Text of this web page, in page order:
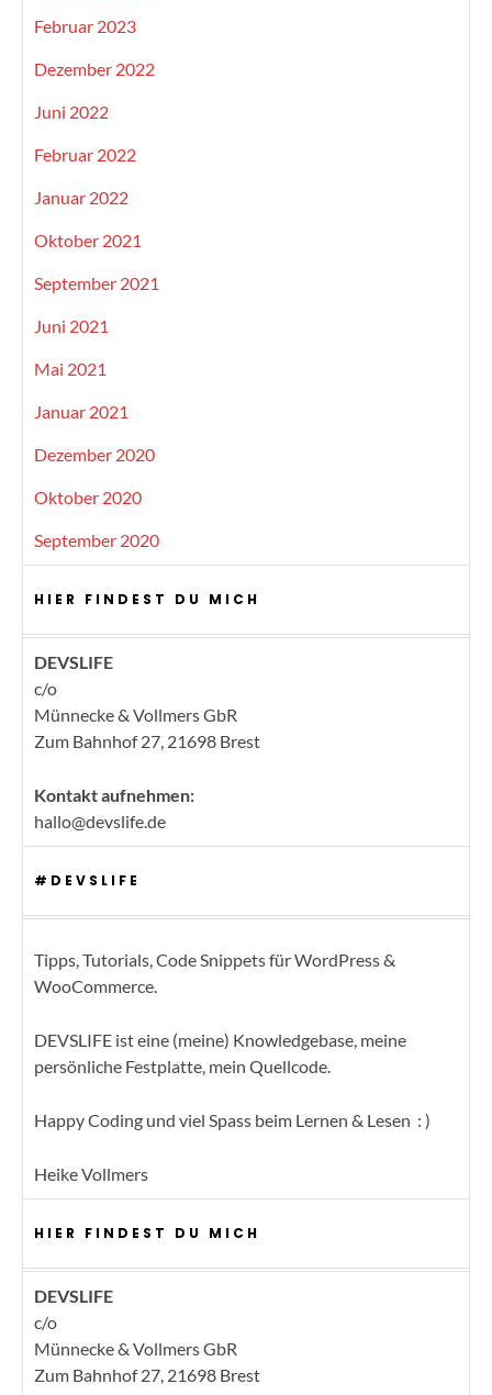
Februar 2023
Dezember 2022
Juni 2022
Februar 2022
Januar 2022
Oktober 2021
September 2021
Juni 2021
Mai 2021
Januar 2021
Dezember 2020
Oktober 2020
September 2020
HIER FINDEST DU MICH
DEVSLIFE
c/o
Münnecke & Vollmers GbR
Zum Bahnhof 27, 21698 Brest
Kontakt aufnehmen:
hallo@devslife.de
#DEVSLIFE
Tipps, Tutorials, Code Snippets für WordPress &
WooCommerce.
DEVSLIFE ist eine (meine) Knowledgebase, meine
persönliche Festplatte, mein Quellcode.
Happy Coding und viel Spass beim Lernen & Lesen : )
Heike Vollmers
HIER FINDEST DU MICH
DEVSLIFE
c/o
Münnecke & Vollmers GbR
Zum Bahnhof 27, 21698 Brest